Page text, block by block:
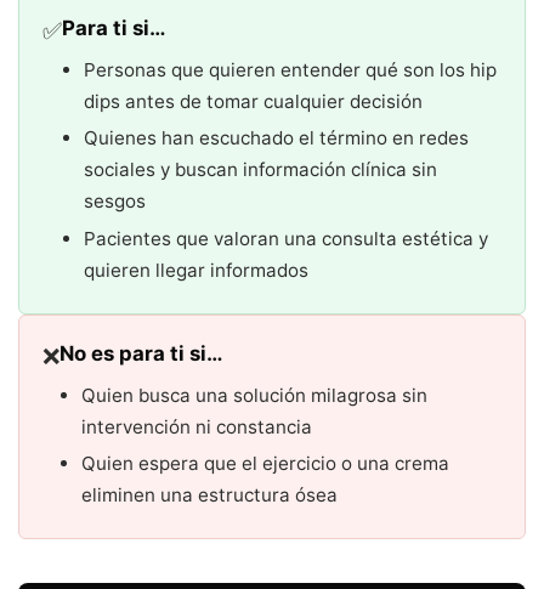
✅Para ti si…
Personas que quieren entender qué son los hip
dips antes de tomar cualquier decisión
Quienes han escuchado el término en redes
sociales y buscan información clínica sin
sesgos
Pacientes que valoran una consulta estética y
quieren llegar informados
❌No es para ti si…
Quien busca una solución milagrosa sin
intervención ni constancia
Quien espera que el ejercicio o una crema
eliminen una estructura ósea